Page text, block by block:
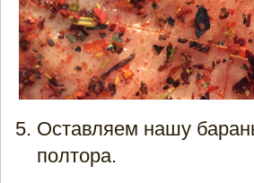
Оставляем нашу
полтора.